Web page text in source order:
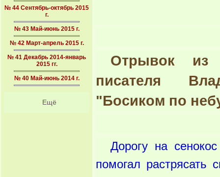
№ 44 Сентябрь-октябрь 2015
г.
№ 43 Май-июнь 2015 г.
№ 42 Март-апрель 2015 г.
№ 41 Декабрь 2014-январь
2015 гг.
№ 40 Май-июнь 2014 г.
Ещё
Отрывок из
писателя
"Босиком по
Дорогу на
помогал растрясать